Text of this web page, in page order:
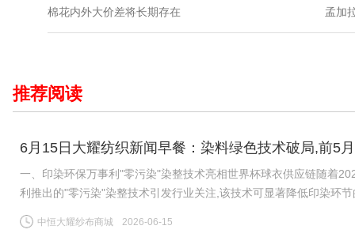
棉花内外大价差将长期存在
孟加
推荐阅读
6月15日大耀纺织新闻早餐：染料绿色技术破局,前5
一、印染环保万事利"零污染"染整技术亮相世界杯球衣供应链随着
利推出的"零污染"染整技术引发行业关注,该技术可显著降低印染环
中恒大耀纱布商城 2026-06-15